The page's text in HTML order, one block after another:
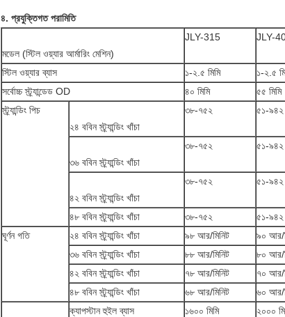
৪. প্রযুক্তিগত পরামিতি
মডেল (স্টিল ওয়্যার আর্মারিং মেশিন)
JLY-315 JLY-
স্টিল ওয়্যার ব্যাস ১-২.৫ মিমি ১-২.৫
সর্বোচ্চ স্ট্র্যান্ডেড OD
৪০ মিমি ৫৫ মিমি
স্ট্র্যান্ডিং পিচ
২৪ ববিন স্ট্র্যান্ডিং খাঁচা
৩৮-৭৫২ ৫১-৯৪২
৩৬ ববিন স্ট্র্যান্ডিং খাঁচা
৩৮-৭৫২ ৫১-৯৪২
৪২ ববিন স্ট্র্যান্ডিং খাঁচা
৩৮-৭৫২ ৫১-৯৪২
৪৮ ববিন স্ট্র্যান্ডিং খাঁচা ৩৮-৭৫২ ৫১-৯৪২
ঘূর্ণন গতি
২৪ ববিন স্ট্র্যান্ডিং খাঁচা ৯৮ আর/মিনিট ৯০ আর/
৩৬ ববিন স্ট্র্যান্ডিং খাঁচা
৮৮ আর/মিনিট ৮০ আর/
৪২ ববিন স্ট্র্যান্ডিং খাঁচা
৭৮ আর/মিনিট ৭০ আর/
৪৮ ববিন স্ট্র্যান্ডিং খাঁচা
৬৮ আর/মিনিট ৬০ আর/
ক্যাপস্টান হুইল ব্যাস ১৬০০ মিমি ২০০০